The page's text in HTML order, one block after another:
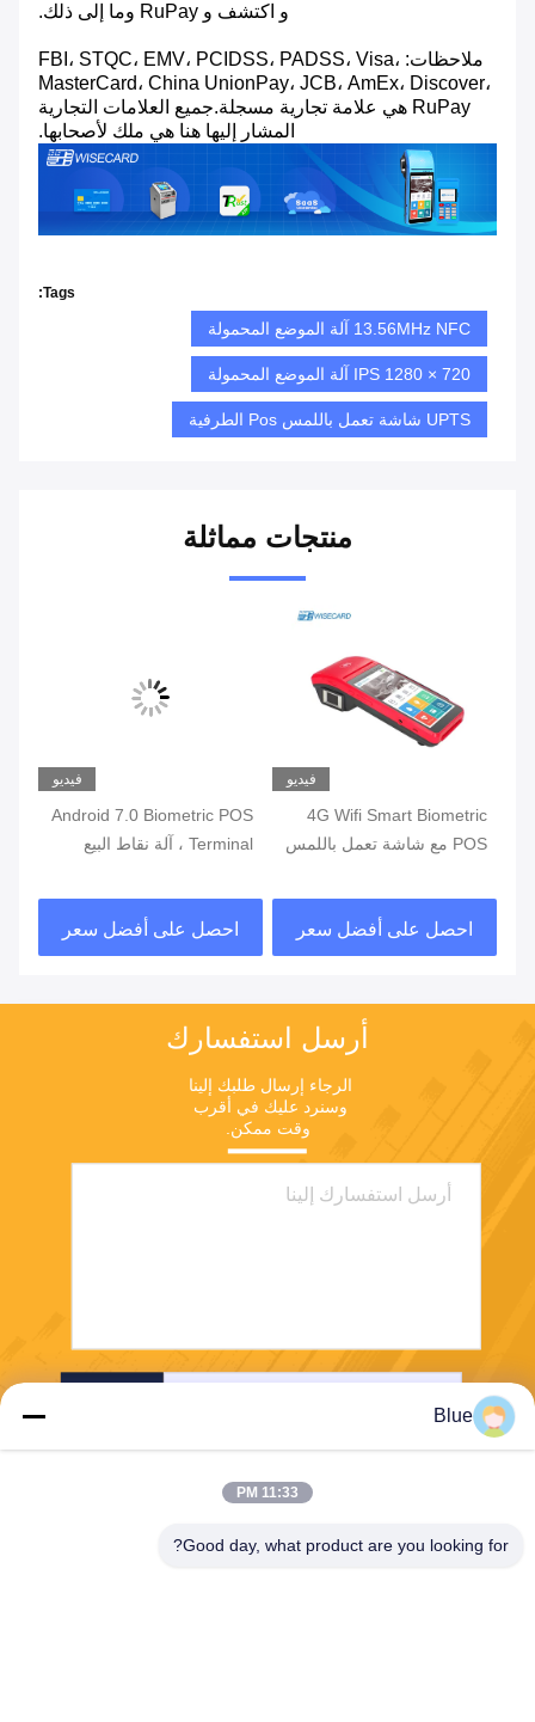
و اكتشف و RuPay وما إلى ذلك.
ملاحظات: FBI، STQC، EMV، PCIDSS، PADSS، Visa،
MasterCard، China UnionPay، JCB، AmEx، Discover،
RuPay هي علامة تجارية مسجلة.جميع العلامات التجارية
المشار إليها هنا هي ملك لأصحابها.
Tags:
13.56MHz NFC آلة الموضع المحمولة
720 × 1280 IPS آلة الموضع المحمولة
UPTS شاشة تعمل باللمس Pos الطرفية
منتجات مماثلة
فيديو
4G Wifi Smart Biometric
POS مع شاشة تعمل باللمس
احصل على أفضل سعر
فيديو
Android 7.0 Biometric POS
Terminal ، آلة نقاط البيع
في البطارية
احصل على أفضل سعر
أرسل استفسارك
وقت ممكن.
Blue
11:33 PM
Good day, what product are you looking for?